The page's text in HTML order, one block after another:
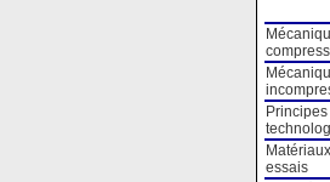
essais